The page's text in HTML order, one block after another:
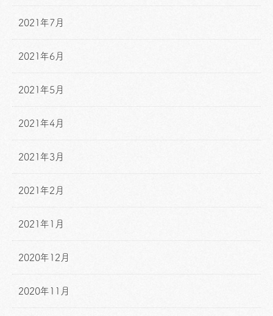
2021年7月
2021年6月
2021年5月
2021年4月
2021年3月
2021年2月
2021年1月
2020年12月
2020年11月